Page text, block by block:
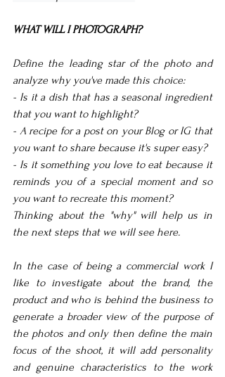
WHAT WILL I PHOTOGRAPH?
Define the leading star of the photo and
analyze why you've made this choice:
- Is it a dish that has a seasonal ingredient
that you want to highlight?
- A recipe for a post on your Blog or IG that
you want to share because it's super easy?
- Is it something you love to eat because it
reminds you of a special moment and so
you want to recreate this moment?
Thinking about the "why" will help us in
the next steps that we will see here.
In the case of being a commercial work I
like to investigate about the brand, the
product and who is behind the business to
generate a broader view of the purpose of
the photos and only then define the main
focus of the shoot, it will add personality
and genuine characteristics to the work